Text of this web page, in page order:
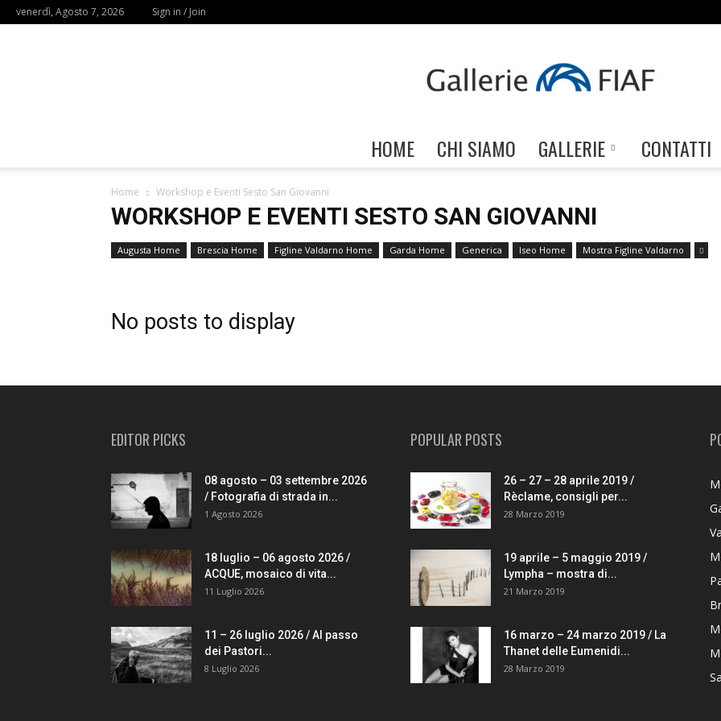
venerdì, Agosto 7, 2026 Sign in / Join
Gallerie
FIAF
HOME CHI SIAMO GALLERIE CONTATTI
Home Workshop e Eventi Sesto San Giovanni
WORKSHOP E EVENTI SESTO SAN GIOVANNI
Augusta Home Brescia Home Figline Valdarno Home Garda Home Generica Iseo Home Mostra Figline Valdarno
No posts to display
EDITOR PICKS
08 agosto – 03 settembre 2026
/ Fotografia di strada in...
1 Agosto 2026
18 luglio – 06 agosto 2026 /
ACQUE, mosaico di vita...
11 Luglio 2026
11 – 26 luglio 2026 / Al passo
dei Pastori...
8 Luglio 2026
POPULAR POSTS
26 – 27 – 28 aprile 2019 /
Rèclame, consigli per...
28 Marzo 2019
19 aprile – 5 maggio 2019 /
Lympha – mostra di...
21 Marzo 2019
16 marzo – 24 marzo 2019 / La
Thanet delle Eumenidi...
28 Marzo 2019